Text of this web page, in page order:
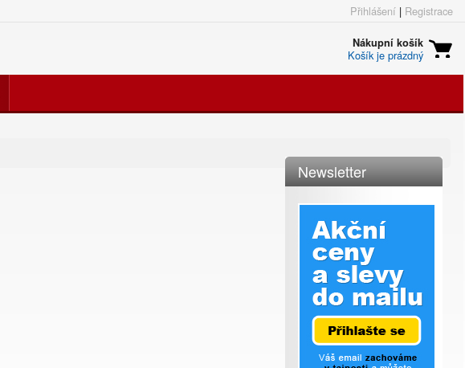
Přihlášení | Registrace
Nákupní košík
Košík je prázdný
Newsletter